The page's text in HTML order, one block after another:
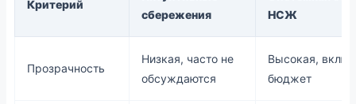
Критерий
сбережения
НСЖ
Прозрачность
Низкая, часто не
обсуждаются
Высокая,
бюджет